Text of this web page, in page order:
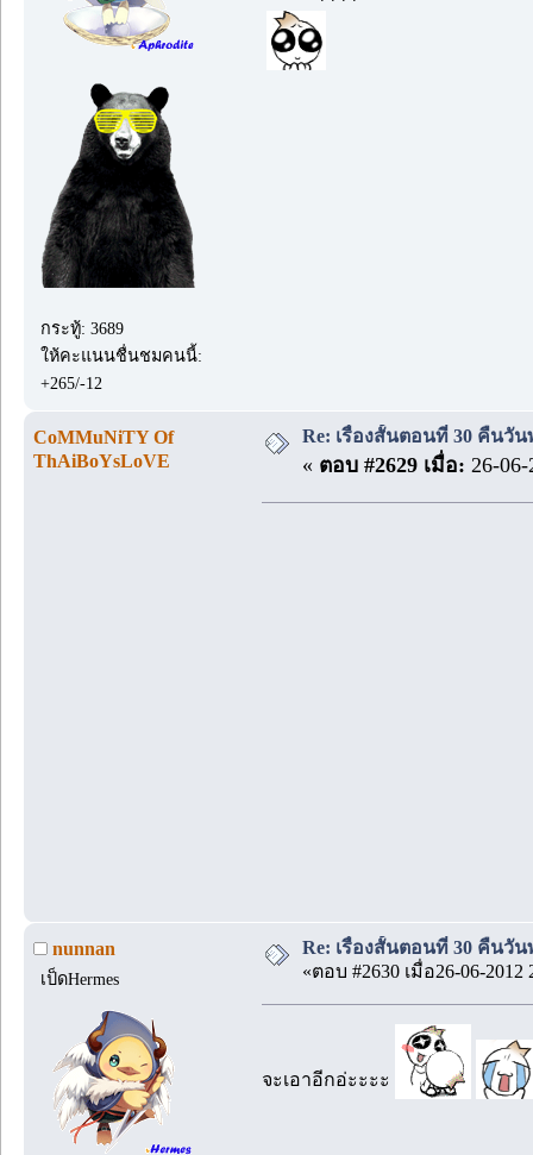
กระทู้: 3689
ให้คะแนนชื่นชมคนนี้:
+265/-12
CoMMuNiTY Of
ThAiBoYsLoVE
Re: เรื่องสั้นตอนที่ 30 คืนวั
« ตอบ #2629 เมื่อ: 26-
nunnan
เป็ดHermes
Re: เรื่องสั้นตอนที่ 30 คืนวั
«ตอบ #2630 เมื่อ26-06-2012
จะเอาอีกอ่ะะะะ